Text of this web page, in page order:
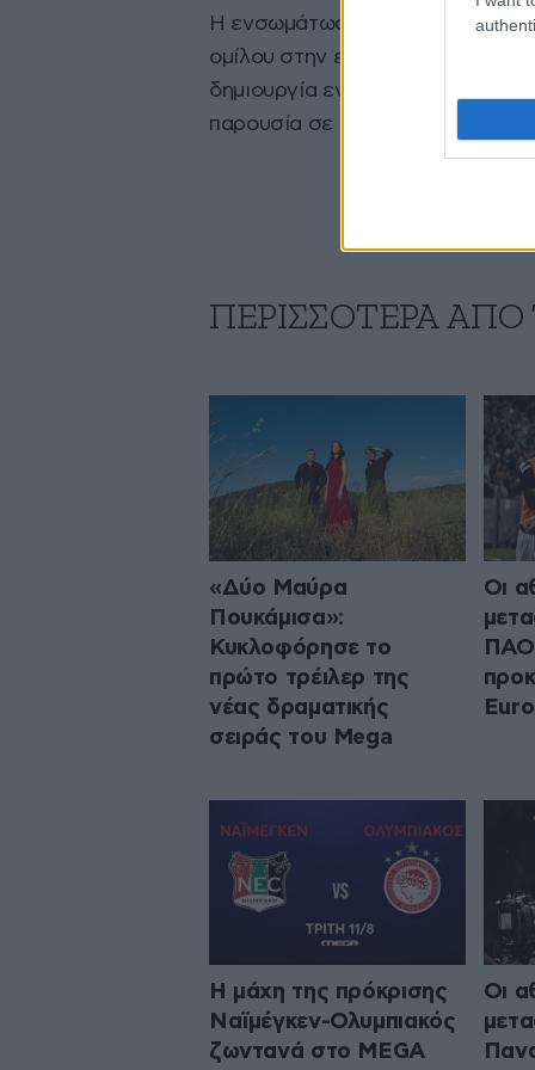
Η ενσωμάτωση των νέων μέσων
ομίλου στην ελληνική αγορά
δημιουργία ενός σύγχρονου και
παρουσία σε όλα τα βασικά
ΠΕΡΙΣΣΟΤΕΡΑ ΑΠΟ
«Δύο Μαύρα
Πουκάμισα»:
Κυκλοφόρησε το
πρώτο τρέιλερ της
νέας δραματικής
σειράς του Mega
Οι
Η μάχη της πρόκρισης
Ναϊμέγκεν-Ολυμπιακός
ζωντανά στο MEGA
Οι